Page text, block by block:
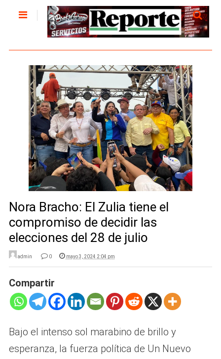
Nora Bracho: El Zulia tiene el
compromiso de decidir las
elecciones del 28 de julio
admin 0 mayo 3, 2024 2:04 pm
Compartir
Bajo el intenso sol marabino de brillo y
esperanza, la fuerza política de Un Nuevo